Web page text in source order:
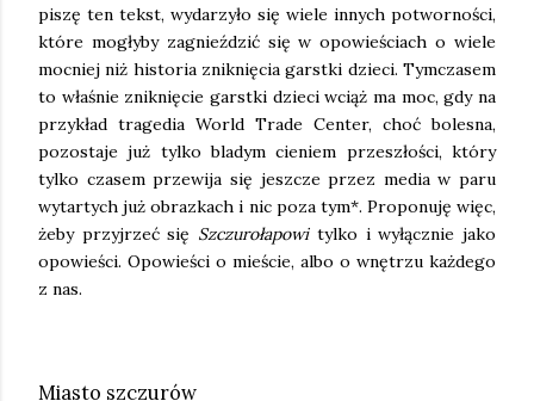
piszę ten tekst, wydarzyło się wiele innych potworności,
które mogłyby zagnieździć się w opowieściach o wiele
mocniej niż historia zniknięcia garstki dzieci. Tymczasem
to właśnie zniknięcie garstki dzieci wciąż ma moc, gdy na
przykład tragedia World Trade Center, choć bolesna,
pozostaje już tylko bladym cieniem przeszłości, który
tylko czasem przewija się jeszcze przez media w paru
wytartych już obrazkach i nic poza tym*. Proponuję więc,
żeby przyjrzeć się Szczurołapowi tylko i wyłącznie jako
opowieści. Opowieści o mieście, albo o wnętrzu każdego
z nas.
Miasto szczurów